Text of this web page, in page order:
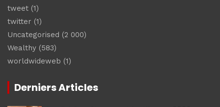
tweet (1)
twitter (1)
Uncategorised (2 000)
Wealthy (583)
worldwideweb (1)
Derniers Articles